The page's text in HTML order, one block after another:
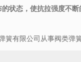
状态，使抗拉强度不
簧有限公司从事阀类弹